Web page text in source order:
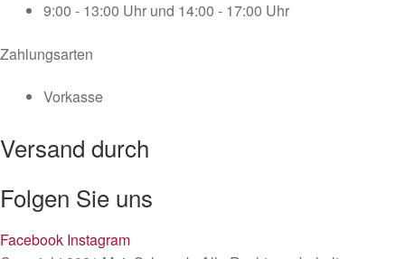
9:00 - 13:00 Uhr und 14:00 - 17:00 Uhr
Zahlungsarten
Vorkasse
Versand durch
Folgen Sie uns
Facebook Instagram